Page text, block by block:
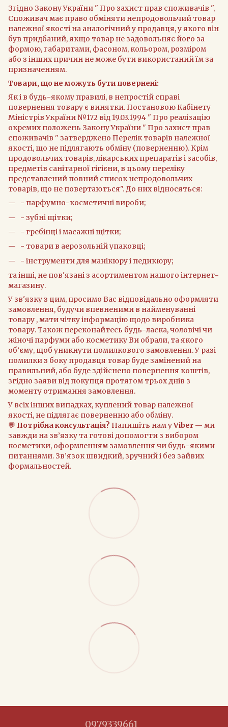
Згідно Закону України " Про захист прав споживачів ",
Споживач має право обміняти непродовольчий товар
належної якості на аналогічний у продавця, у якого він
був придбаний, якщо товар не задовольняє його за
формою, габаритами, фасоном, кольором, розміром
або з інших причин не може бути використаний їм за
призначенням.
Товари, що не можуть бути повернені:
Як і в будь-якому правилі, в непростій справі
повернення товару є винятки. Постановою Кабінету
Міністрів України №172 від 19.03.1994 " Про реалізацію
окремих положень Закону України " Про захист прав
споживачів " затверджено Перелік товарів належної
якості, що не підлягають обміну (поверненню). Крім
продовольчих товарів, лікарських препаратів і засобів,
предметів санітарної гігієни, в цьому переліку
представлений повний список непродовольчих
товарів, що не повертаються". До них відносяться:
- парфумно-косметичні вироби;
- зубні щітки;
- гребінці і масажні щітки;
- товари в аерозольній упаковці;
- інструменти для манікюру і педикюру;
та інші, не пов'язані з асортиментом нашого інтернет-
магазину.
У зв'язку з цим, просимо Вас відповідально оформляти
замовлення, будучи впевненими в найменуванні
товару , мати чітку інформацію щодо виробника
товару. Також переконайтесь будь-ласка, чоловічі чи
жіночі парфуми або косметику Ви обрали, та якого
об’єму, щоб уникнути помилкового замовлення. У разі
помилки з боку продавця товар буде замінений на
правильний, або буде здійснено повернення коштів,
згідно заяви від покупця протягом трьох днів з
моменту отримання замовлення.
У всіх інших випадках, куплений товар належної
якості, не підлягає поверненню або обміну.
💬 Потрібна консультація? Напишіть нам уViber — ми
завжди на зв’язку та готові допомогти з вибором
косметики, оформленням замовлення чи будь-якими
питаннями. Зв’язок швидкий, зручний і без зайвих
формальностей.
0979339661